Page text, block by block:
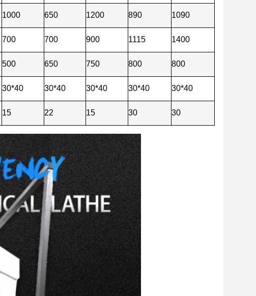
1000 650 1200 890 1090
700 700 900 1115 1400
500 650 750 800 800
30*40 30*40 30*40 30*40 30*40
15 22 15 30 30